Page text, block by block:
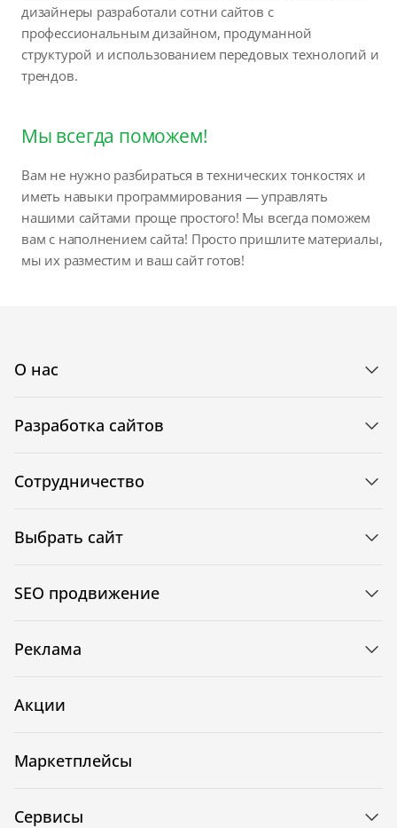
дизайнеры разработали сотни сайтов с
профессиональным дизайном, продуманной
структурой и использованием передовых технологий и
трендов.
Мы всегда поможем!
Вам не нужно разбираться в технических тонкостях и
иметь навыки программирования — управлять
нашими сайтами проще простого! Мы всегда поможем
вам с наполнением сайта! Просто пришлите материалы,
мы их разместим и ваш сайт готов!
О нас
Разработка сайтов
Сотрудничество
Выбрать сайт
SEO продвижение
Реклама
Акции
Маркетплейсы
Сервисы